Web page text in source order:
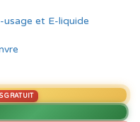
usage et E-liquide